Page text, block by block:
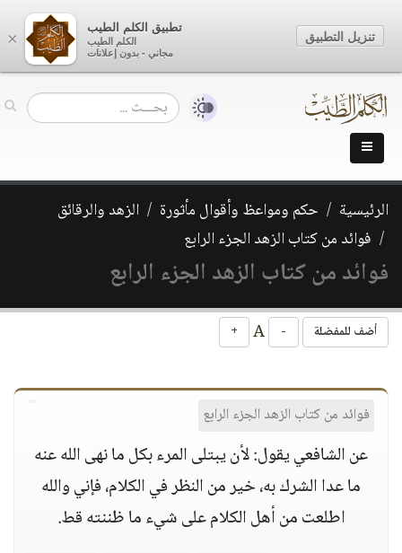
الرئيسية حكم ومواعظ وأقوال مأثورة
الزهد والرقائق
فوائد من كتاب الزهد الجزء الرابع
فوائد من كتاب الزهد الجزء الرابع
أضف للمفضلة -
+
فوائد من كتاب الزهد الجزء الرابع
عن الشافعي يقول: لأن يبتلى المرء بكل ما نهى الله عنه
ما عدا الشرك به، خير من النظر في الكلام، فإني والله
اطلعت من أهل الكلام على شيء ما ظننته قط.
×
تطبيق الكلم الطيب
الكلم الطيب
مجاني - بدون إعلانات
تنزيل التطبيق